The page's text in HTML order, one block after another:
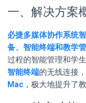
一、解决方案
必捷多媒体协作系统
备、智能终端和教学
过程的智能管理和学
智能终端的无线连接
Mac ，极大地提升了